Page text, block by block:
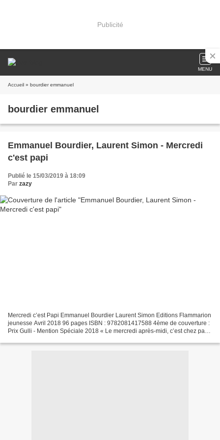
Publicité
MENU
Accueil » bourdier emmanuel
bourdier emmanuel
Emmanuel Bourdier, Laurent Simon - Mercredi
c'est papi
Publié le 15/03/2019 à 18:09
Par zazy
Mercredi c’est Papi Emmanuel Bourdier Laurent Simon Editions Flammarion
jeunesse Avril 2018 96 pages ISBN : 9782081417588 4ème de couverture :
Prix Gulli - Mention Spéciale 2018 « Le mercredi après-midi, c’est chez papi